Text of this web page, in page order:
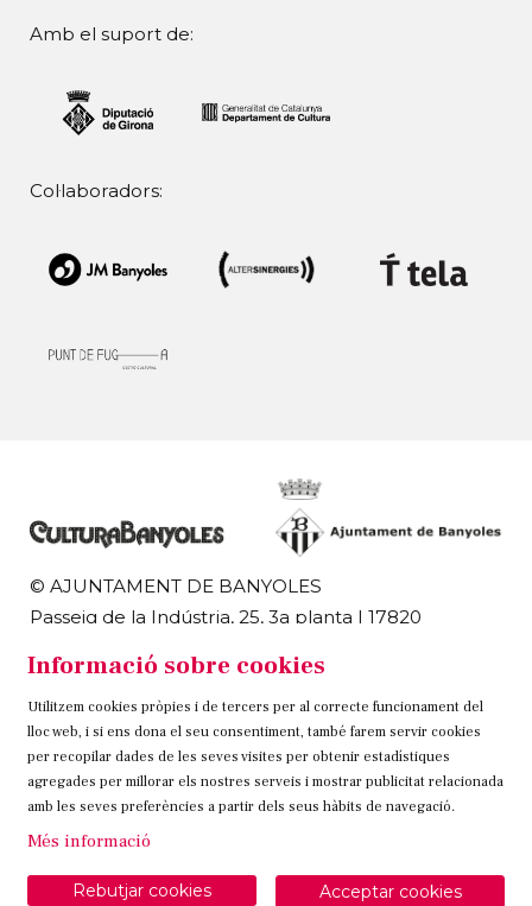
Amb el suport de:
Col·laboradors:
© AJUNTAMENT DE BANYOLES
Passeig de la Indústria, 25, 3a planta | 17820
972 58 18 48 | 972 57 00 50
Sitemap Avís Legal Ús de Cookies Contacteu
Link a instagram
Link a twitter
Link a facebook
Informació sobre cookies
Utilitzem cookies pròpies i de tercers per al correcte funcionament del
lloc web, i si ens dona el seu consentiment, també farem servir cookies
per recopilar dades de les seves visites per obtenir estadístiques
agregades per millorar els nostres serveis i mostrar publicitat relacionada
amb les seves preferències a partir dels seus hàbits de navegació.
Més informació
Acceptar cookies
Rebutjar cookies